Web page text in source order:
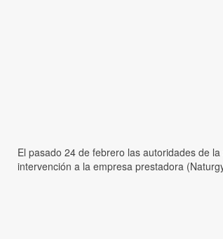
El pasado 24 de febrero las autoridades de
intervención a la empresa prestadora